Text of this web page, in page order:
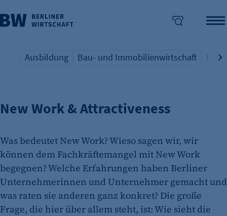
überspringen
Übersicht Schlagwort
Ausbildung
Übersicht Schlagwort
Bau- und Immobilienwirtschaft
FACHKRÄFTE
New Work & Attractiveness
Was bedeutet New Work? Wieso sagen wir, wir
können dem Fachkräftemangel mit New Work
begegnen? Welche Erfahrungen haben Berliner
Unternehmerinnen und Unternehmer gemacht und
was raten sie anderen ganz konkret? Die große
Frage, die hier über allem steht, ist: Wie sieht die